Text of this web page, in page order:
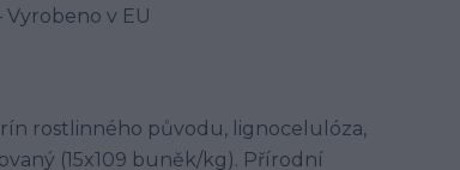
Vyrobeno v EU
rostlinného původu, lignocelulóza,
(15x109 buněk/kg). Přírodní